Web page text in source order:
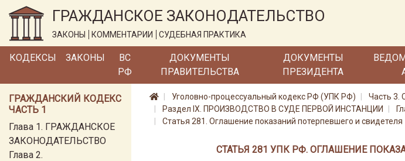
ГРАЖДАНСКОЕ ЗАКОНОДАТЕЛЬСТВО
ЗАКОНЫ КОММЕНТАРИИ СУДЕБНАЯ ПРАКТИКА
КОДЕКСЫ ЗАКОНЫ
ВС
РФ
ДОКУМЕНТЫ
ПРАВИТЕЛЬСТВА
ДОКУМЕНТЫ
ПРЕЗИДЕНТА
ГРАЖДАНСКИЙ КОДЕКС
ЧАСТЬ 1
Глава 1. ГРАЖДАНСКОЕ
ЗАКОНОДАТЕЛЬСТВО
Глава 2.
Уголовно-процессуальный кодекс РФ (УПК РФ)
Часть
Раздел IX. ПРОИЗВОДСТВО В СУДЕ ПЕРВОЙ ИНСТАНЦИИ
Статья 281. Оглашение показаний потерпевшего и свидетеля
СТАТЬЯ 281 УПК РФ. ОГЛАШЕНИЕ